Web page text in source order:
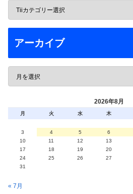
アーカイブ
2026年8月
月 火 水 木
3
4 5 6
10
11 12 13
17
18 19 20
24
25 26 27
31
« 7月